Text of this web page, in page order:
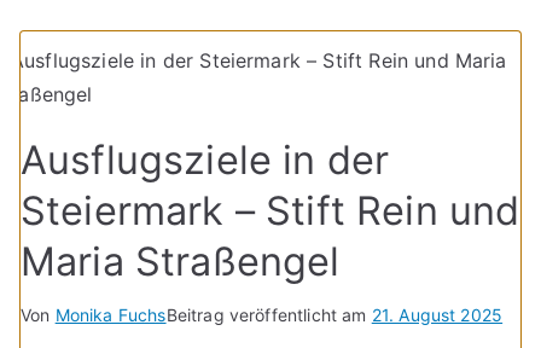
Ausflugsziele in der
Steiermark – Stift Rein und
Maria Straßengel
Von Monika FuchsBeitrag veröffentlicht am 21. August 2025